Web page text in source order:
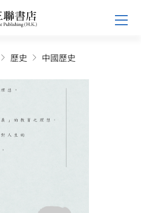
歷史 中國歷史